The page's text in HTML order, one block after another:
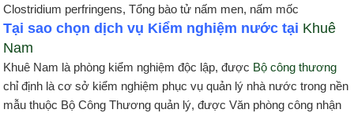
Clostridium perfringens, Tổng bào tử nấm men, nấm mốc
Tại sao chọn dịch vụ Kiểm nghiệm nước tại Khuê
Nam
Khuê Nam là phòng kiểm nghiệm độc lập, được Bộ công thương
chỉ định là cơ sở kiểm nghiệm phục vụ quản lý nhà nước trong nền
mẫu thuộc Bộ Công Thương quản lý, được Văn phòng công nhận